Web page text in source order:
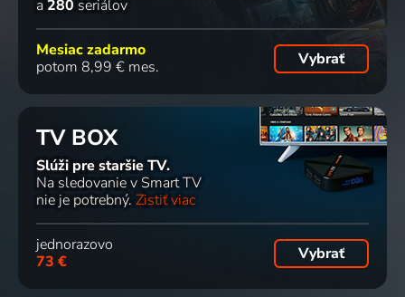
a 280 seriálov
Mesiac zadarmo
potom 8,99 € mes.
Vybrať
TV BOX
Slúži pre staršie TV.
Na sledovanie v Smart TV
nie je potrebný. Zistiť viac
jednorazovo
73 €
Vybrať